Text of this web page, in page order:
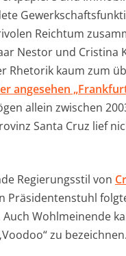
Reichtum
Nestor und
Rhetorik kaum zum
angesehen
allein zwischen
Santa Cruz lief
Regierungsstil von
Präsidentenstuhl
Wohlmeinende
zu bezeichnen.